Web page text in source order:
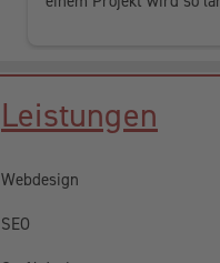
empfehlen.
Leistungen
Webdesign
SEO